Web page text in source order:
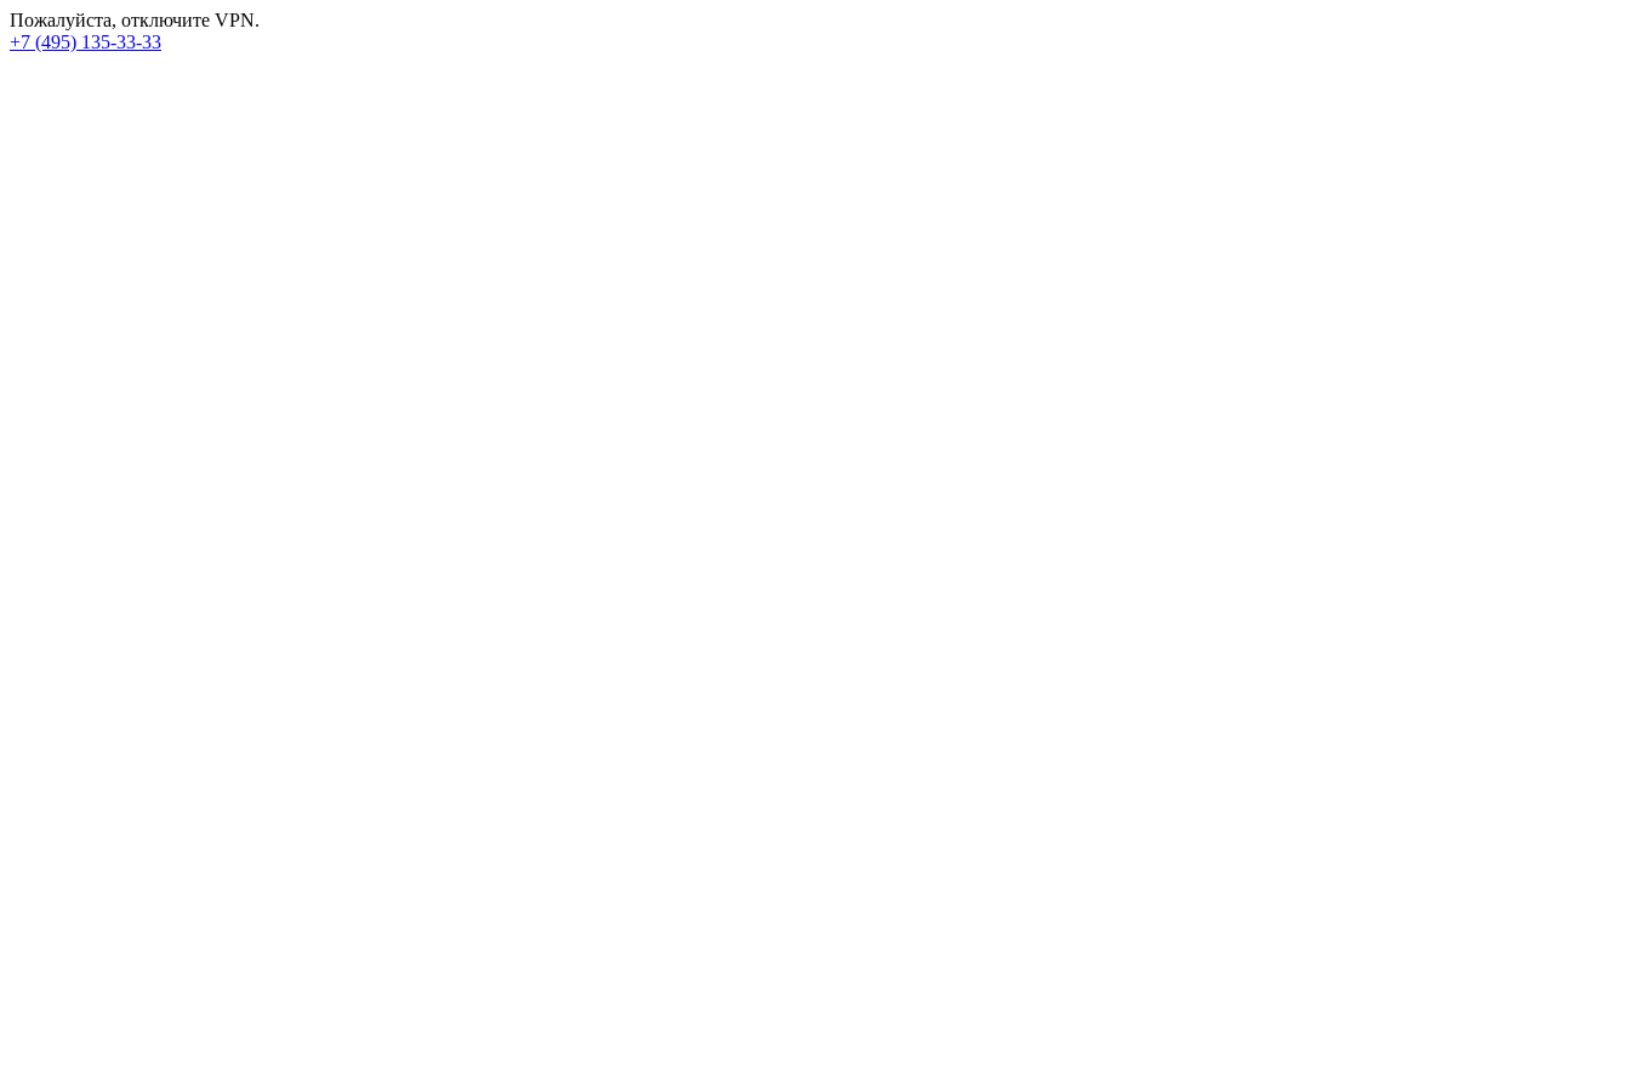
Пожалуйста, отключите VPN.
+7 (495) 135-33-33